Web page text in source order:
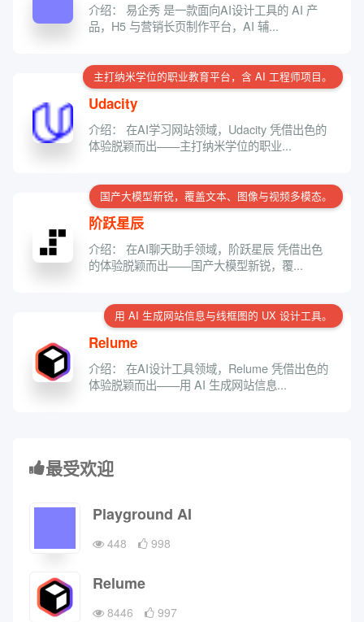
介绍： 易企秀 是一款面向AI设计工具的 AI 产
品，H5 与营销长页制作平台，AI 辅...
主打纳米学位的职业教育平台，含 AI 工程师项目。
Udacity
介绍： 在AI学习网站领域，Udacity 凭借出色的
体验脱颖而出——主打纳米学位的职业...
国产大模型新锐，覆盖文本、图像与视频多模态。
阶跃星辰
介绍： 在AI聊天助手领域，阶跃星辰 凭借出色
的体验脱颖而出——国产大模型新锐，覆...
用 AI 生成网站信息与线框图的 UX 设计工具。
Relume
介绍： 在AI设计工具领域，Relume 凭借出色的
体验脱颖而出——用 AI 生成网站信息...
最受欢迎
Playground AI
448 998
Relume
8446 997